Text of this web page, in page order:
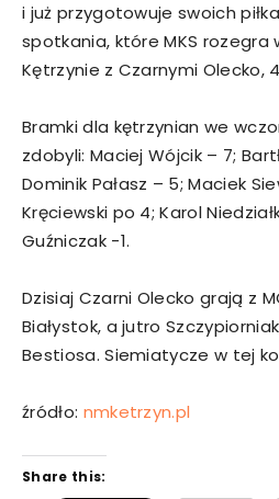
i już przygotowuje swoich
spotkania, które MKS rozegra
Kętrzynie z Czarnymi Olecko,
Bramki dla kętrzynian we
zdobyli: Maciej Wójcik – 7;
Dominik Pałasz – 5; Maciek
Kręciewski po 4; Karol
Guźniczak -1.
Dzisiaj Czarni Olecko grają z
Białystok, a jutro
Bestiosa. Siemiatycze w tej
źródło: nmketrzyn.pl
Share this: